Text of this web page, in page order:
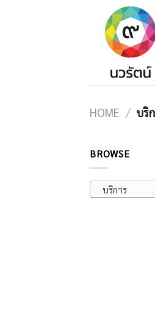
HOME / บริ
BROWSE
บริการ